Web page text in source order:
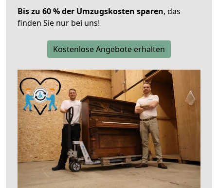
Bis zu 60 % der Umzugskosten sparen, das
finden Sie nur bei uns!
Kostenlose Angebote erhalten